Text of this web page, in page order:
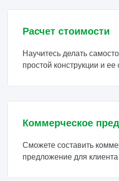
Расчет стоимости
Научитесь делать
простой конструкции и ее
Коммерческое
Сможете составить
предложение для клиента